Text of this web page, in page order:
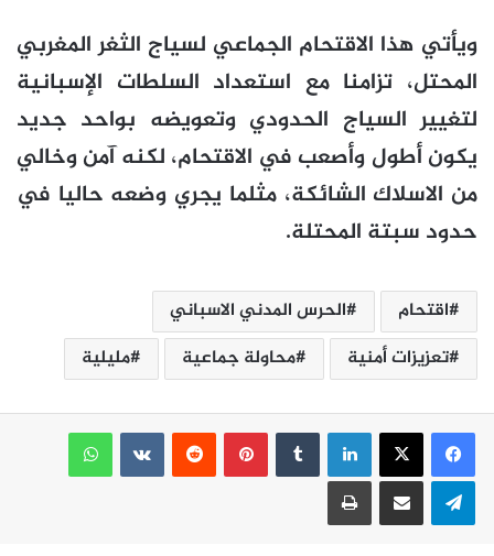
ويأتي هذا الاقتحام الجماعي لسياج الثغر المغربي
المحتل، تزامنا مع استعداد السلطات الإسبانية
لتغيير السياج الحدودي وتعويضه بواحد جديد
يكون أطول وأصعب في الاقتحام، لكنه آمن وخالي
من الاسلاك الشائكة، مثلما يجري وضعه حاليا في
حدود سبتة المحتلة.
اقتحام
الحرس المدني الاسباني
تعزيزات أمنية
محاولة جماعية مليلية
لينكدإن بينتيريست
واتساب
تيلقرام مشاركة عبر البريد طباعة